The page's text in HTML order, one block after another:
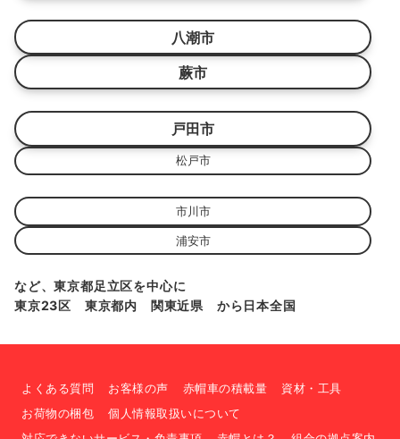
八潮市
蕨市
戸田市
松戸市
市川市
浦安市
など、東京都足立区を中心に
東京23区 東京都内 関東近県 から日本全国
よくある質問 お客様の声 赤帽車の積載量
資材・工具
お荷物の梱包
個人情報取扱いについて